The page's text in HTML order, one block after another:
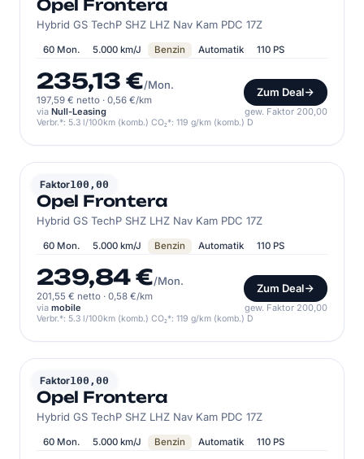
Opel Frontera
Hybrid GS TechP SHZ LHZ Nav Kam PDC 17Z
60 Mon. 5.000 km/J Benzin Automatik 110 PS
235,13 €/Mon.
197,59 € netto · 0,56 €/km
Zum Deal
via Null-Leasing gew. Faktor 200,00
Verbr.*: 5.3 l/100km (komb.) CO₂*: 119 g/km (komb.) D
Faktor100,00
OPEL
Opel Frontera
Hybrid GS TechP SHZ LHZ Nav Kam PDC 17Z
60 Mon. 5.000 km/J Benzin Automatik 110 PS
239,84 €/Mon.
201,55 € netto · 0,58 €/km
Zum Deal
via mobile gew. Faktor 200,00
Verbr.*: 5.3 l/100km (komb.) CO₂*: 119 g/km (komb.) D
Faktor100,00
OPEL
Opel Frontera
Hybrid GS TechP SHZ LHZ Nav Kam PDC 17Z
60 Mon. 5.000 km/J Benzin Automatik 110 PS